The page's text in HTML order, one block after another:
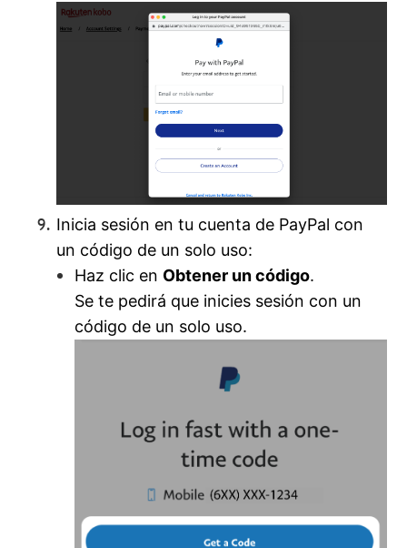
Inicia sesión en tu cuenta de PayPal con
un código de un solo uso:
Haz clic en Obtener un código.
Se te pedirá que inicies sesión con un
código de un solo uso.